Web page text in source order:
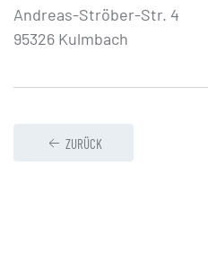
Andreas-Ströber-Str. 4
95326 Kulmbach
ZURÜCK